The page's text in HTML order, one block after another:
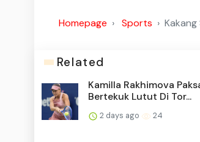
Homepage Sports
Related
Kamilla Rakhimova
Bertekuk Lutut Di Tor...
2 days ago 24